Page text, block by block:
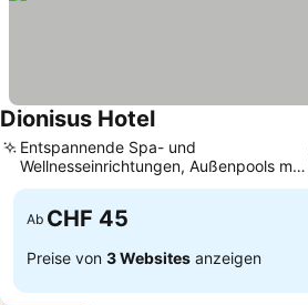
Dionisus Hotel
Entspannende Spa- und
Wellnesseinrichtungen, Außenpools mit
Rutschen
Ab CHF 45
Preise von 3 Websites anzeigen